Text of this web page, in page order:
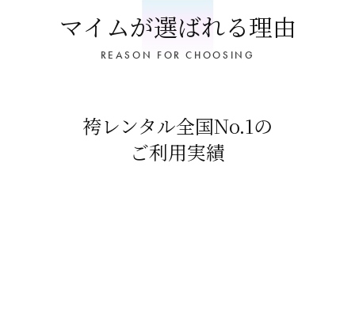
マイムが選ばれる理由
REASON FOR CHOOSING
袴レンタル全国No.1の
ご利用実績